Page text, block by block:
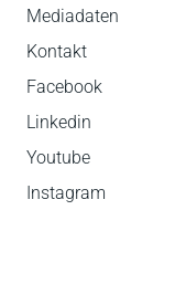
Mediadaten
Kontakt
Facebook
Linkedin
Youtube
Instagram